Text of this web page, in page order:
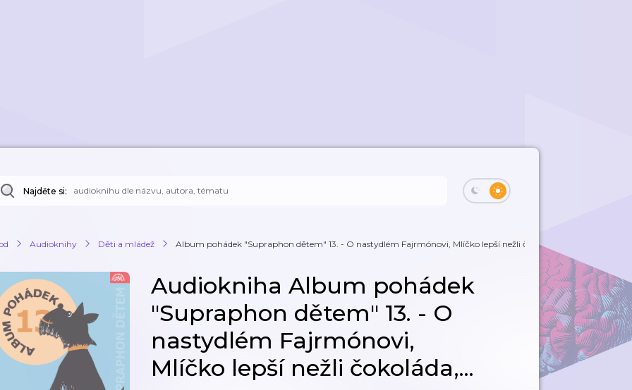
Najděte si:
Audioknihy Děti a mládež Album pohádek "Supraphon dětem" 13. - O nastydlém Fajrmónovi, Mlíčko lepší nežli čokoláda,...
Audiokniha Album pohádek
"Supraphon dětem" 13. - O
nastydlém Fajrmónovi,
Mlíčko lepší nežli čokoláda,...